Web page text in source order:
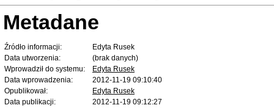
Metadane
Źródło informacji:
Edyta Rusek
Data utworzenia:
(brak danych)
Wprowadził do systemu:
Edyta Rusek
Data wprowadzenia:
2012-11-19 09:10:40
Opublikował:
Edyta Rusek
Data publikacji:
2012-11-19 09:12:27